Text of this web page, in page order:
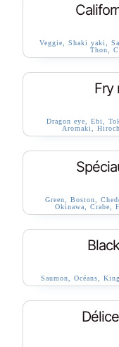
Veggie, Shaki yaki,
Thon,
Fry
Dragon eye, Ebi,
Aromaki,
Green, Boston,
Okinawa, Crabe,
Saumon, Océans,